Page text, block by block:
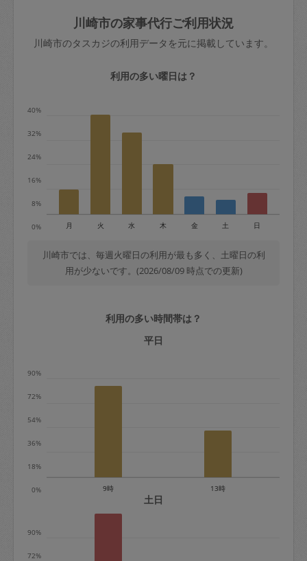
依頼者不在による当日キャンセル＝依頼
金額の100%＋交通費全額
※例：依頼日時／土曜日午前9時開始の場
土曜日8時〜実施時間＝依頼金額の100%
＋交通費全額
依頼者不在による当日キャンセル＝依頼
金額の100%＋交通費全額
定期契約をキャンセルする場合、毎週定
期は月2回まで隔週定期は月1回までキャ
※キャンセル料金の設定について：
定期依頼1回（3時間）の金額とスポット
きた場合は損害保険の対象外となるので
ご注意ください。
玉、など
あわせてこちらも参照ください：初めて
はありますか？
川崎市の家事代行ご利用状況
川崎市のタスカジの利用データを元に掲載しています。
利用の多い曜日は？
0%
8%
16%
24%
32%
40%
月 火 水 木 金 土 日
川崎市では、毎週火曜日の利用が最も多く、土曜日の利
用が少ないです。(2026/08/09 時点での更新)
利用の多い時間帯は？
平日
0%
18%
36%
54%
72%
90%
9時 13時
土日
72%
90%